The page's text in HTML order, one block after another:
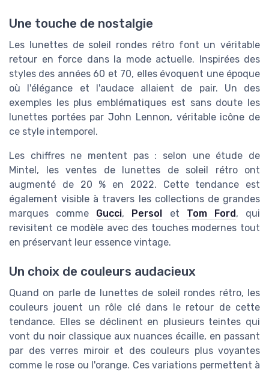
Une touche de nostalgie
Les lunettes de soleil rondes rétro font un véritable
retour en force dans la mode actuelle. Inspirées des
styles des années 60 et 70, elles évoquent une époque
où l'élégance et l'audace allaient de pair. Un des
exemples les plus emblématiques est sans doute les
lunettes portées par John Lennon, véritable icône de
ce style intemporel.
Les chiffres ne mentent pas : selon une étude de
Mintel, les ventes de lunettes de soleil rétro ont
augmenté de 20 % en 2022. Cette tendance est
également visible à travers les collections de grandes
marques comme Gucci, Persol et Tom Ford, qui
revisitent ce modèle avec des touches modernes tout
en préservant leur essence vintage.
Un choix de couleurs audacieux
Quand on parle de lunettes de soleil rondes rétro, les
couleurs jouent un rôle clé dans le retour de cette
tendance. Elles se déclinent en plusieurs teintes qui
vont du noir classique aux nuances écaille, en passant
par des verres miroir et des couleurs plus voyantes
comme le rose ou l'orange. Ces variations permettent à